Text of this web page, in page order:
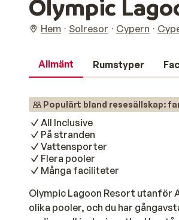
Olympic
Hem Solresor Cypern
Allmänt Rumstyper
Populärt bland resesällskap:
All Inclusive
På stranden
Vattensporter
Flera pooler
Många faciliteter
Olympic Lagoon Resort utanför
olika pooler, och du har